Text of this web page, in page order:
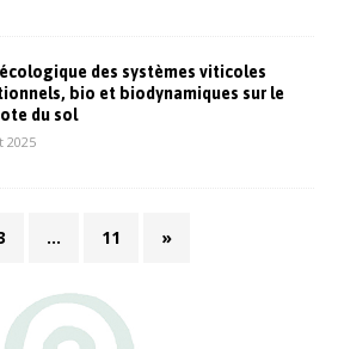
des systèmes viticoles
bio et biodynamiques sur le
du sol
2025
… 11 »